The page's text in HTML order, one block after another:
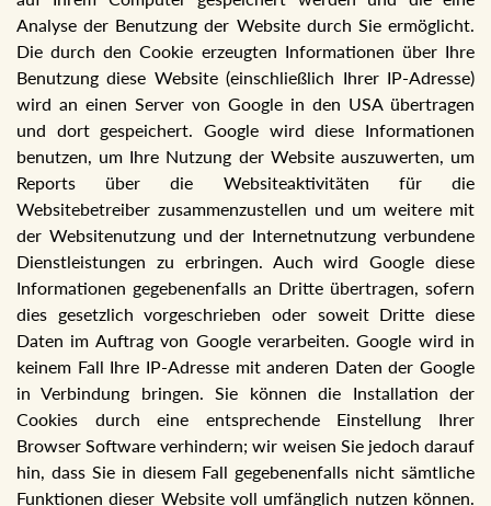
Analyse der Benutzung der Website durch Sie ermöglicht.
Die durch den Cookie erzeugten Informationen über Ihre
Benutzung diese Website (einschließlich Ihrer IP-Adresse)
wird an einen Server von Google in den USA übertragen
und dort gespeichert. Google wird diese Informationen
benutzen, um Ihre Nutzung der Website auszuwerten, um
Reports über die Websiteaktivitäten für die
Websitebetreiber zusammenzustellen und um weitere mit
der Websitenutzung und der Internetnutzung verbundene
Dienstleistungen zu erbringen. Auch wird Google diese
Informationen gegebenenfalls an Dritte übertragen, sofern
dies gesetzlich vorgeschrieben oder soweit Dritte diese
Daten im Auftrag von Google verarbeiten. Google wird in
keinem Fall Ihre IP-Adresse mit anderen Daten der Google
in Verbindung bringen. Sie können die Installation der
Cookies durch eine entsprechende Einstellung Ihrer
Browser Software verhindern; wir weisen Sie jedoch darauf
hin, dass Sie in diesem Fall gegebenenfalls nicht sämtliche
Funktionen dieser Website voll umfänglich nutzen können.